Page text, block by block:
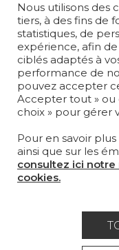
PAPIERS
TAPIS ET
MOBILIER
PROJETS
SUR-MESURE
MAGAZINE
LA MAISON
Nous utilisons des
tiers, à des fins de
statistiques, de
expérience, afin
ciblés adaptés à
performance de
pouvez accepter
Accepter tout » ou
choix » pour gérer
Pour en savoir
ainsi que sur les
consultez ici
cookies.